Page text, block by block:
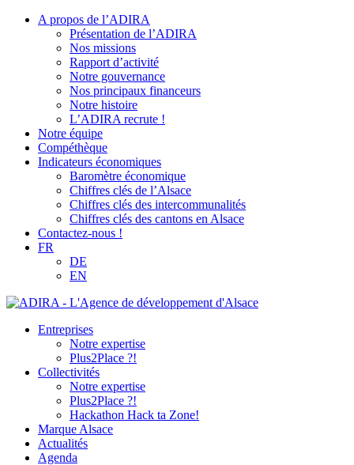
A propos de l’ADIRA
Présentation de l’ADIRA
Nos missions
Rapport d’activité
Notre gouvernance
Nos principaux financeurs
Notre histoire
L’ADIRA recrute !
Notre équipe
Compéthèque
Indicateurs économiques
Baromètre économique
Chiffres clés de l’Alsace
Chiffres clés des intercommunalités
Chiffres clés des cantons en Alsace
Contactez-nous !
FR
DE
EN
Entreprises
Notre expertise
Plus2Place ?!
Collectivités
Notre expertise
Plus2Place ?!
Hackathon Hack ta Zone!
Marque Alsace
Actualités
Agenda